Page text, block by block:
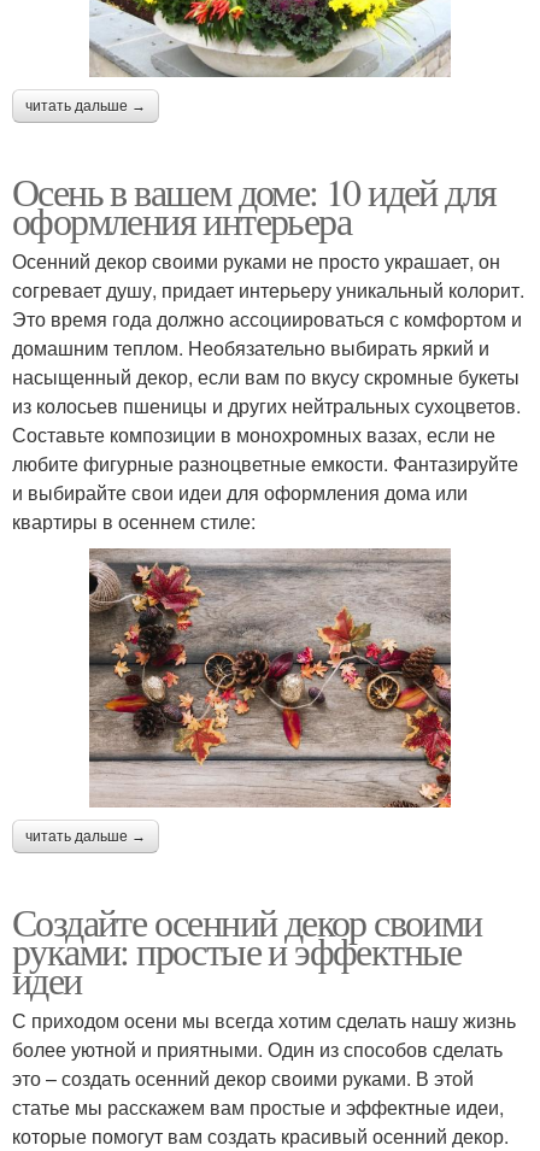
читать дальше →
Осень в вашем доме: 10 идей для
оформления интерьера
Осенний декор своими руками не просто украшает, он
согревает душу, придает интерьеру уникальный колорит.
Это время года должно ассоциироваться с комфортом и
домашним теплом. Необязательно выбирать яркий и
насыщенный декор, если вам по вкусу скромные букеты
из колосьев пшеницы и других нейтральных сухоцветов.
Составьте композиции в монохромных вазах, если не
любите фигурные разноцветные емкости. Фантазируйте
и выбирайте свои идеи для оформления дома или
квартиры в осеннем стиле:
читать дальше →
Создайте осенний декор своими
руками: простые и эффектные
идеи
С приходом осени мы всегда хотим сделать нашу жизнь
более уютной и приятными. Один из способов сделать
это – создать осенний декор своими руками. В этой
статье мы расскажем вам простые и эффектные идеи,
которые помогут вам создать красивый осенний декор.